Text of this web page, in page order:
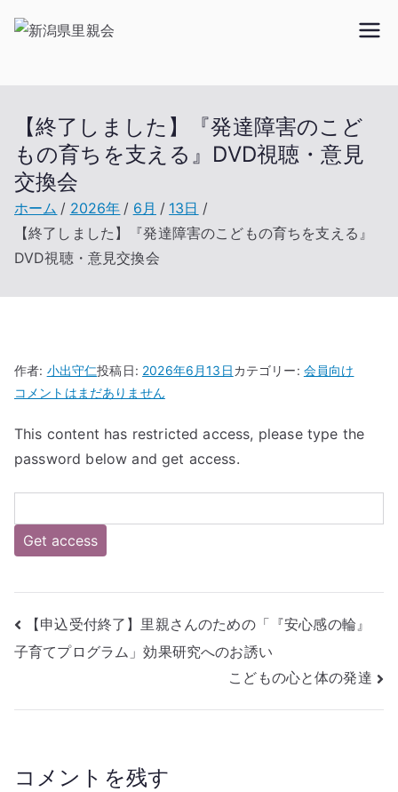
新潟県里親
【終了しました】『発達障害のこど
もの育ちを支える』DVD視聴・意見
交換会
ホーム 2026年 6月
13日
【終了しました】『発達障害のこどもの育ちを支える』
DVD視聴・意見交換会
作者: 小出守仁投稿日: 2026年6月13日カテゴリー: 会員向け
【終
し
ま
『発
達
害
ど
を
コメントはまだありません
This content has restricted access, please type the
password below and get access.
投
稿
ナ
ゲ
【申込受付終了】里親さんのための「『安心感の輪』
子育てプログラム」効果研究へのお誘い
こどもの心と体の発達
コメントを残す